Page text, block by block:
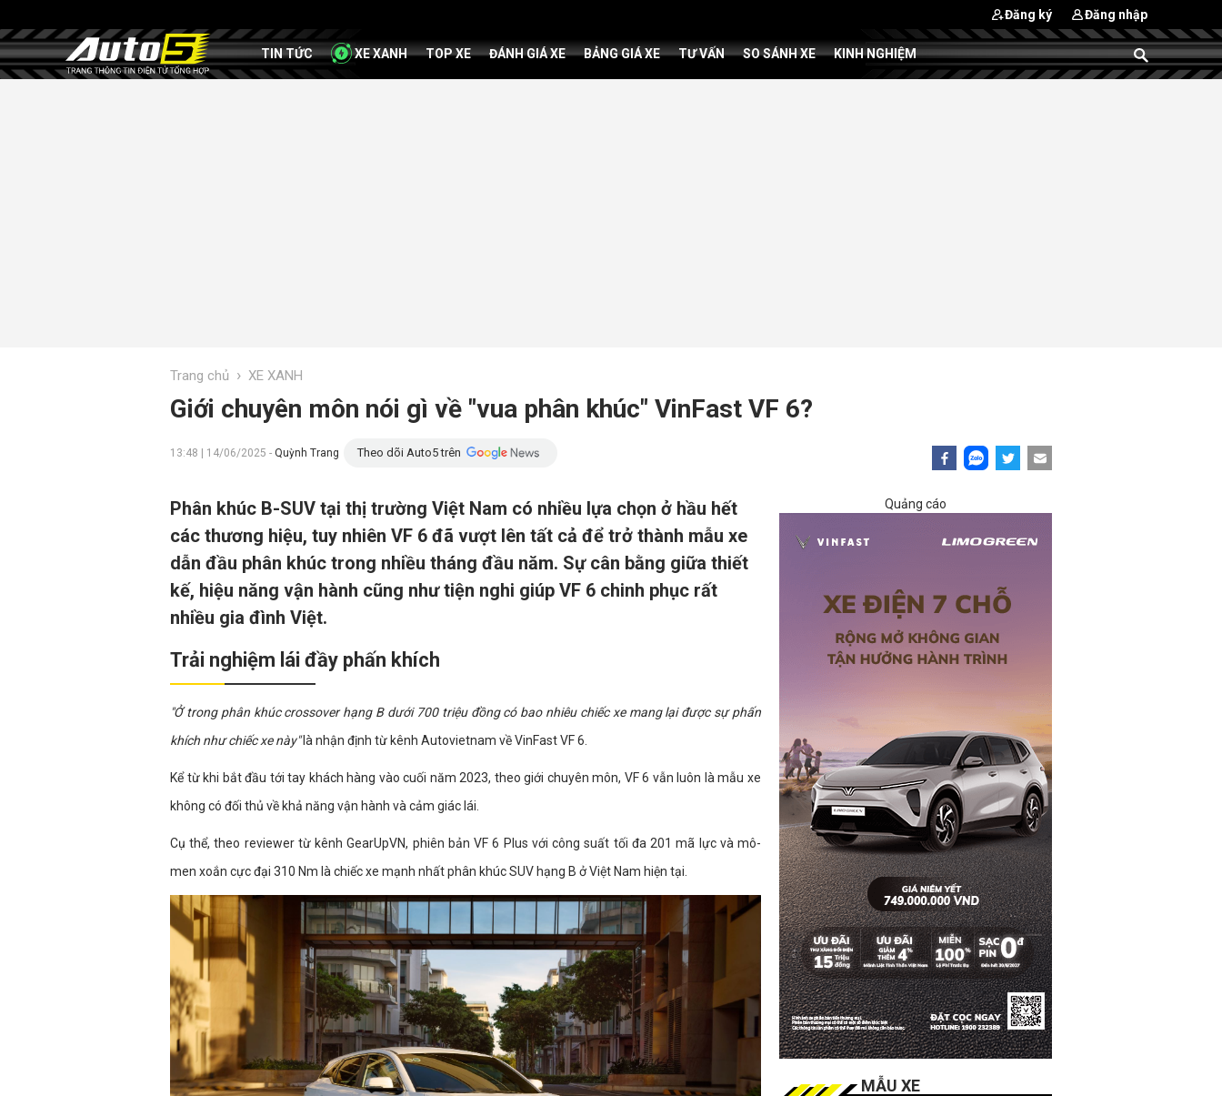
Đăng ký Đăng nhập
TIN TỨC XE XANH TOP XE ĐÁNH GIÁ XE BẢNG GIÁ XE TƯ VẤN SO SÁNH XE KINH NGHIỆM
Trang chủ › XE XANH
Giới chuyên môn nói gì về "vua phân khúc" VinFast VF 6?
13:48 | 14/06/2025 - Quỳnh Trang Theo dõi Auto5 trên
Phân khúc B-SUV tại thị trường Việt Nam có nhiều lựa chọn ở hầu hết
các thương hiệu, tuy nhiên VF 6 đã vượt lên tất cả để trở thành mẫu xe
dẫn đầu phân khúc trong nhiều tháng đầu năm. Sự cân bằng giữa thiết
kế, hiệu năng vận hành cũng như tiện nghi giúp VF 6 chinh phục rất
nhiều gia đình Việt.
Trải nghiệm lái đầy phấn khích
"Ở trong phân khúc crossover hạng B dưới 700 triệu đồng có bao nhiêu chiếc xe mang lại được sự phấn
khích như chiếc xe này"là nhận định từ kênh Autovietnam về VinFast VF 6.
Kể từ khi bắt đầu tới tay khách hàng vào cuối năm 2023, theo giới chuyên môn, VF 6 vẫn luôn là mẫu xe
không có đối thủ về khả năng vận hành và cảm giác lái.
Cụ thể, theo reviewer từ kênh GearUpVN, phiên bản VF 6 Plus với công suất tối đa 201 mã lực và mô-
men xoắn cực đại 310 Nm là chiếc xe mạnh nhất phân khúc SUV hạng B ở Việt Nam hiện tại.
Quảng cáo
MẪU XE